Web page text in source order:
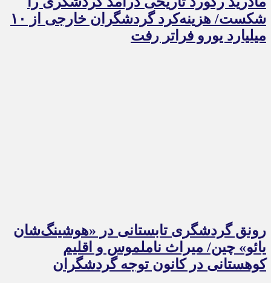
شکست/ هزینه‌کرد گردشگران خارجی از ۱۰
میلیارد یورو فراتر رفت
رونق گردشگری تابستانی در «هوشینگ‌شان
یائو» چین/ میراث ناملموس و اقلیم
کوهستانی در کانون توجه گردشگران